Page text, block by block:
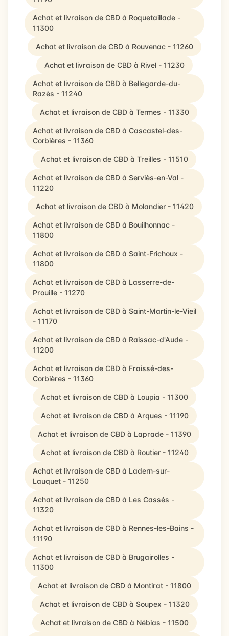
Achat et livraison de CBD à Roquetaillade -
11300
Achat et livraison de CBD à Rouvenac - 11260
Achat et livraison de CBD à Rivel - 11230
Achat et livraison de CBD à Bellegarde-du-
Razès - 11240
Achat et livraison de CBD à Termes - 11330
Achat et livraison de CBD à Cascastel-des-
Corbières - 11360
Achat et livraison de CBD à Treilles - 11510
Achat et livraison de CBD à Serviès-en-Val -
11220
Achat et livraison de CBD à Molandier - 11420
Achat et livraison de CBD à Bouilhonnac -
11800
Achat et livraison de CBD à Saint-Frichoux -
11800
Achat et livraison de CBD à Lasserre-de-
Prouille - 11270
Achat et livraison de CBD à Saint-Martin-le-Vieil
- 11170
Achat et livraison de CBD à Raissac-d'Aude -
11200
Achat et livraison de CBD à Fraissé-des-
Corbières - 11360
Achat et livraison de CBD à Loupia - 11300
Achat et livraison de CBD à Arques - 11190
Achat et livraison de CBD à Laprade - 11390
Achat et livraison de CBD à Routier - 11240
Achat et livraison de CBD à Ladern-sur-
Lauquet - 11250
Achat et livraison de CBD à Les Cassés -
11320
Achat et livraison de CBD à Rennes-les-Bains -
11190
Achat et livraison de CBD à Brugairolles -
11300
Achat et livraison de CBD à Montirat - 11800
Achat et livraison de CBD à Soupex - 11320
Achat et livraison de CBD à Nébias - 11500